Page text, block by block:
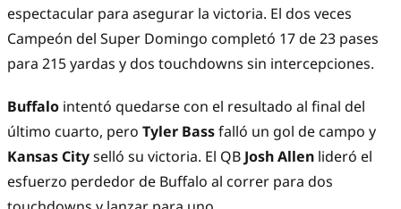
espectacular para asegurar la victoria. El dos veces
Campeón del Super Domingo completó 17 de 23 pases
para 215 yardas y dos touchdowns sin intercepciones.
Buffalo intentó quedarse con el resultado al final del
último cuarto, pero Tyler Bassfalló un gol de campo y
Kansas Cityselló su victoria. El QB Josh Allen lideró el
esfuerzo perdedor de Buffalo al correr para dos